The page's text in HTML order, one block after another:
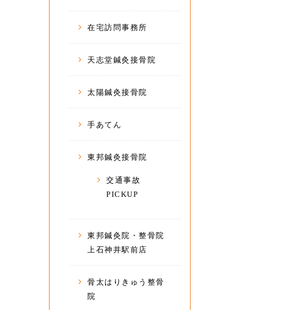
在宅訪問事務所
天志堂鍼灸接骨院
太陽鍼灸接骨院
手あてん
東邦鍼灸接骨院
交通事故
PICKUP
東邦鍼灸院・整骨院
上石神井駅前店
骨太はりきゅう整骨
院